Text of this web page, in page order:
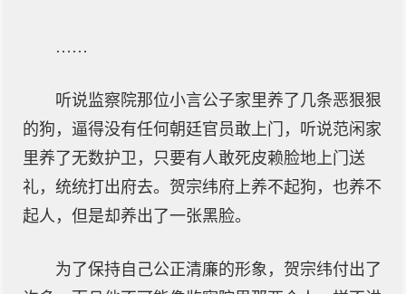
……
听说监察院那位小言公子家里养了几条恶狠狠
的狗，逼得没有任何朝廷官员敢上门，听说范闲家
里养了无数护卫，只要有人敢死皮赖脸地上门送
礼，统统打出府去。贺宗纬府上养不起狗，也养不
起人，但是却养出了一张黑脸。
为了保持自己公正清廉的形象，贺宗纬付出了